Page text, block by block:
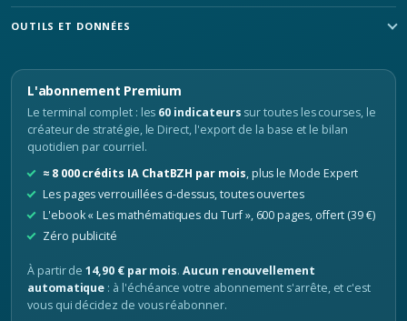
OUTILS ET DONNÉES
L'abonnement Premium
Le terminal complet : les 60 indicateurs sur toutes les courses, le
créateur de stratégie, le Direct, l'export de la base et le bilan
quotidien par courriel.
≈ 8 000 crédits IA ChatBZH par mois, plus le Mode Expert
Les pages verrouillées ci-dessus, toutes ouvertes
L'ebook « Les mathématiques du Turf », 600 pages, offert (39 €)
Zéro publicité
À partir de14,90 € par mois.Aucun renouvellement
automatique : à l'échéance votre abonnement s'arrête, et c'est
vous qui décidez de vous réabonner.